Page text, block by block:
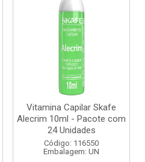
Vitamina Capilar Skafe
Alecrim 10ml - Pacote com
24 Unidades
Código: 116550
Embalagem: UN